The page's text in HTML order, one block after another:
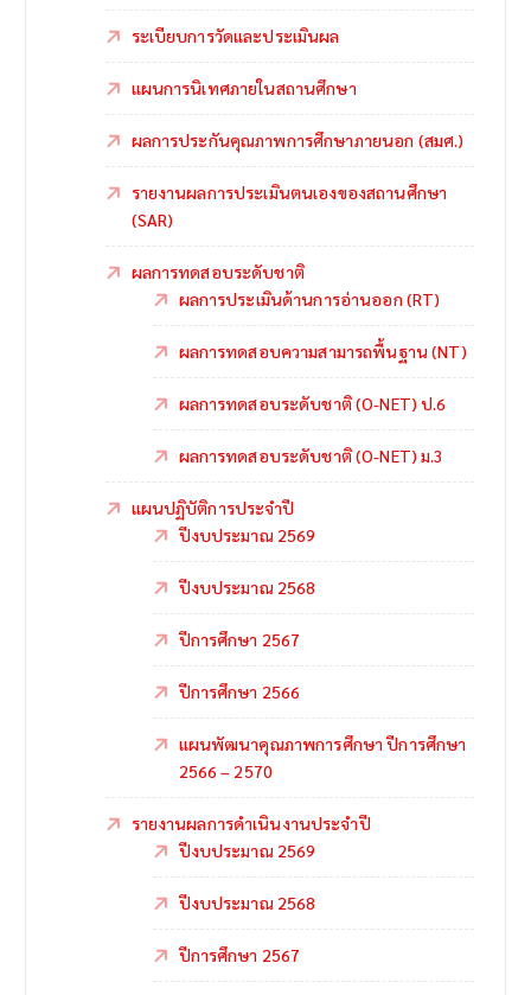
ระเบียบการวัดและประเมินผล
แผนการนิเทศภายในสถานศึกษา
ผลการประกันคุณภาพการศึกษาภายนอก (สมศ.)
รายงานผลการประเมินตนเองของสถานศึกษา
(SAR)
ผลการทดสอบระดับชาติ
ผลการประเมินด้านการอ่านออก (RT)
ผลการทดสอบความสามารถพื้นฐาน (NT)
ผลการทดสอบระดับชาติ (O-NET) ป.6
ผลการทดสอบระดับชาติ (O-NET) ม.3
แผนปฏิบัติการประจำปี
ปีงบประมาณ 2569
ปีงบประมาณ 2568
ปีการศึกษา 2567
ปีการศึกษา 2566
แผนพัฒนาคุณภาพการศึกษา ปีการศึกษา
2566 – 2570
รายงานผลการดำเนินงานประจำปี
ปีงบประมาณ 2569
ปีงบประมาณ 2568
ปีการศึกษา 2567